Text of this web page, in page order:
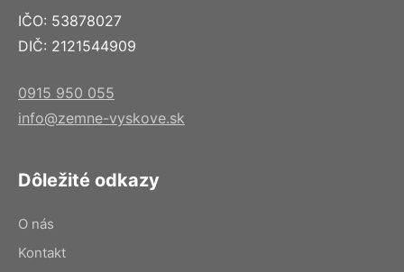
IČO: 53878027
DIČ: 2121544909
0915 950 055
info@zemne-vyskove.sk
Dôležité odkazy
O nás
Kontakt